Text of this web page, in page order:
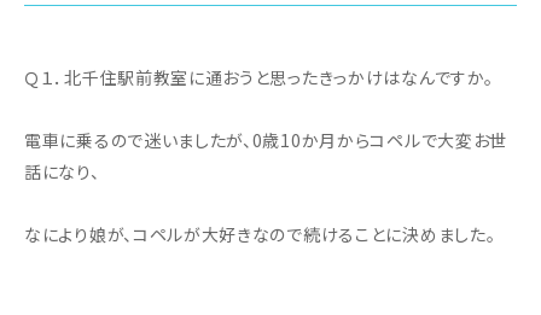
Ｑ１．北千住駅前教室に通おうと思ったきっかけはなんですか。
電車に乗るので迷いましたが、0歳10か月からコペルで大変お世
話になり、
なにより娘が、コペルが大好きなので続けることに決めました。